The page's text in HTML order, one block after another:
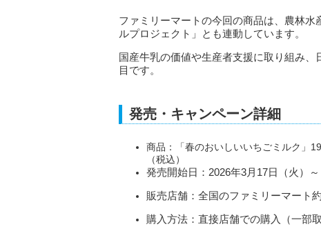
ファミリーマートの今回の商品は、農林
ルプロジェクト」とも連動しています。
国産牛乳の価値や生産者支援に取り組み
目です。
発売・キャンペーン詳細
商品：「春のおいしいいちごミルク」
（税込）
発売開始日：2026年3月17日（火）～
販売店舗：全国のファミリーマート
購入方法：直接店舗での購入（一部